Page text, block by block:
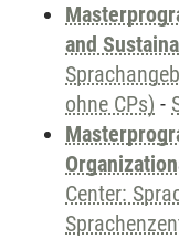
and
ohne CPs) -
Center: